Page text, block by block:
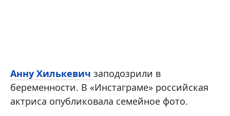
Анну Хилькевич заподозрили в
беременности. В «Инстаграме» российская
актриса опубликовала семейное фото.